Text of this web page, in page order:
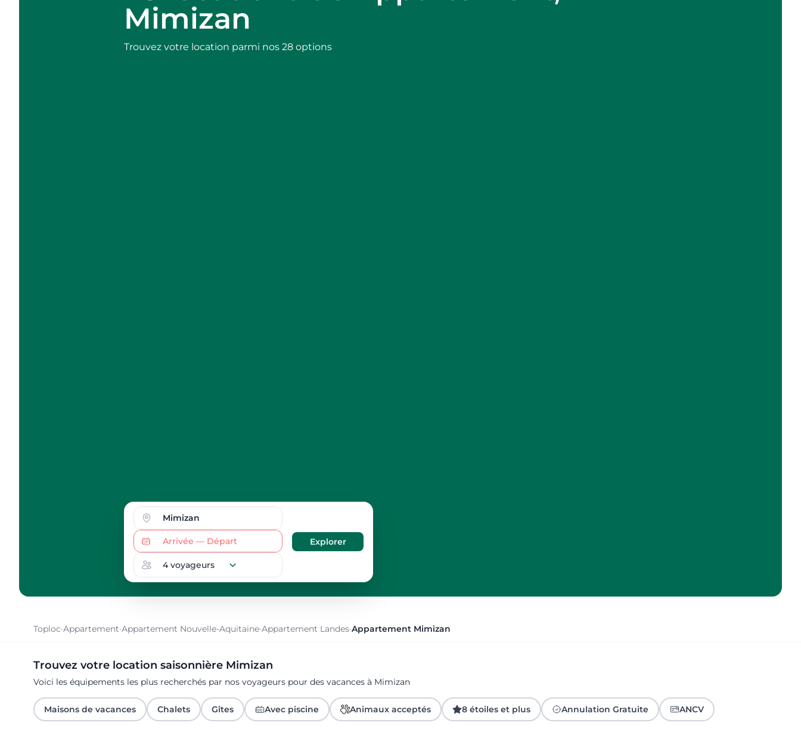
Mimizan
Trouvez votre location parmi nos 28 options
Toploc·Appartement·Appartement Nouvelle-Aquitaine·Appartement Landes·Appartement Mimizan
Trouvez votre location saisonnière Mimizan
Voici les équipements les plus recherchés par nos voyageurs pour des vacances à Mimizan
Maisons de vacances Chalets Gîtes Avec piscine Animaux acceptés 8 étoiles et plus Annulation Gratuite ANCV